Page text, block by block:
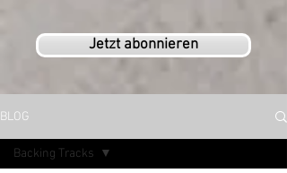
Jetzt abonnieren
BLOG
Backing Tracks